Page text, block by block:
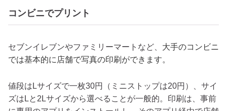
コンビニでプリント
セブンイレブンやファミリーマートなど、 大手のコンビニ
では基本的に店舗で写真の印刷ができます。
値段はLサイズで一枚30円（ミニストップは20円）、サイ
ズはLと2Lサイズから選べることが一般的。印刷は、事前